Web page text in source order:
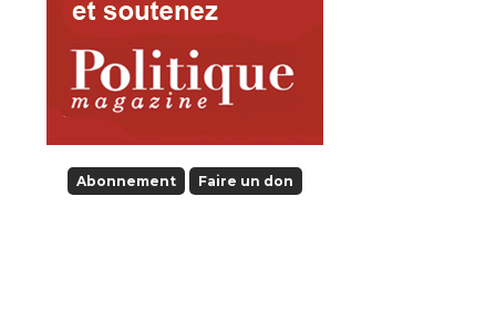
Abonnement Faire un don